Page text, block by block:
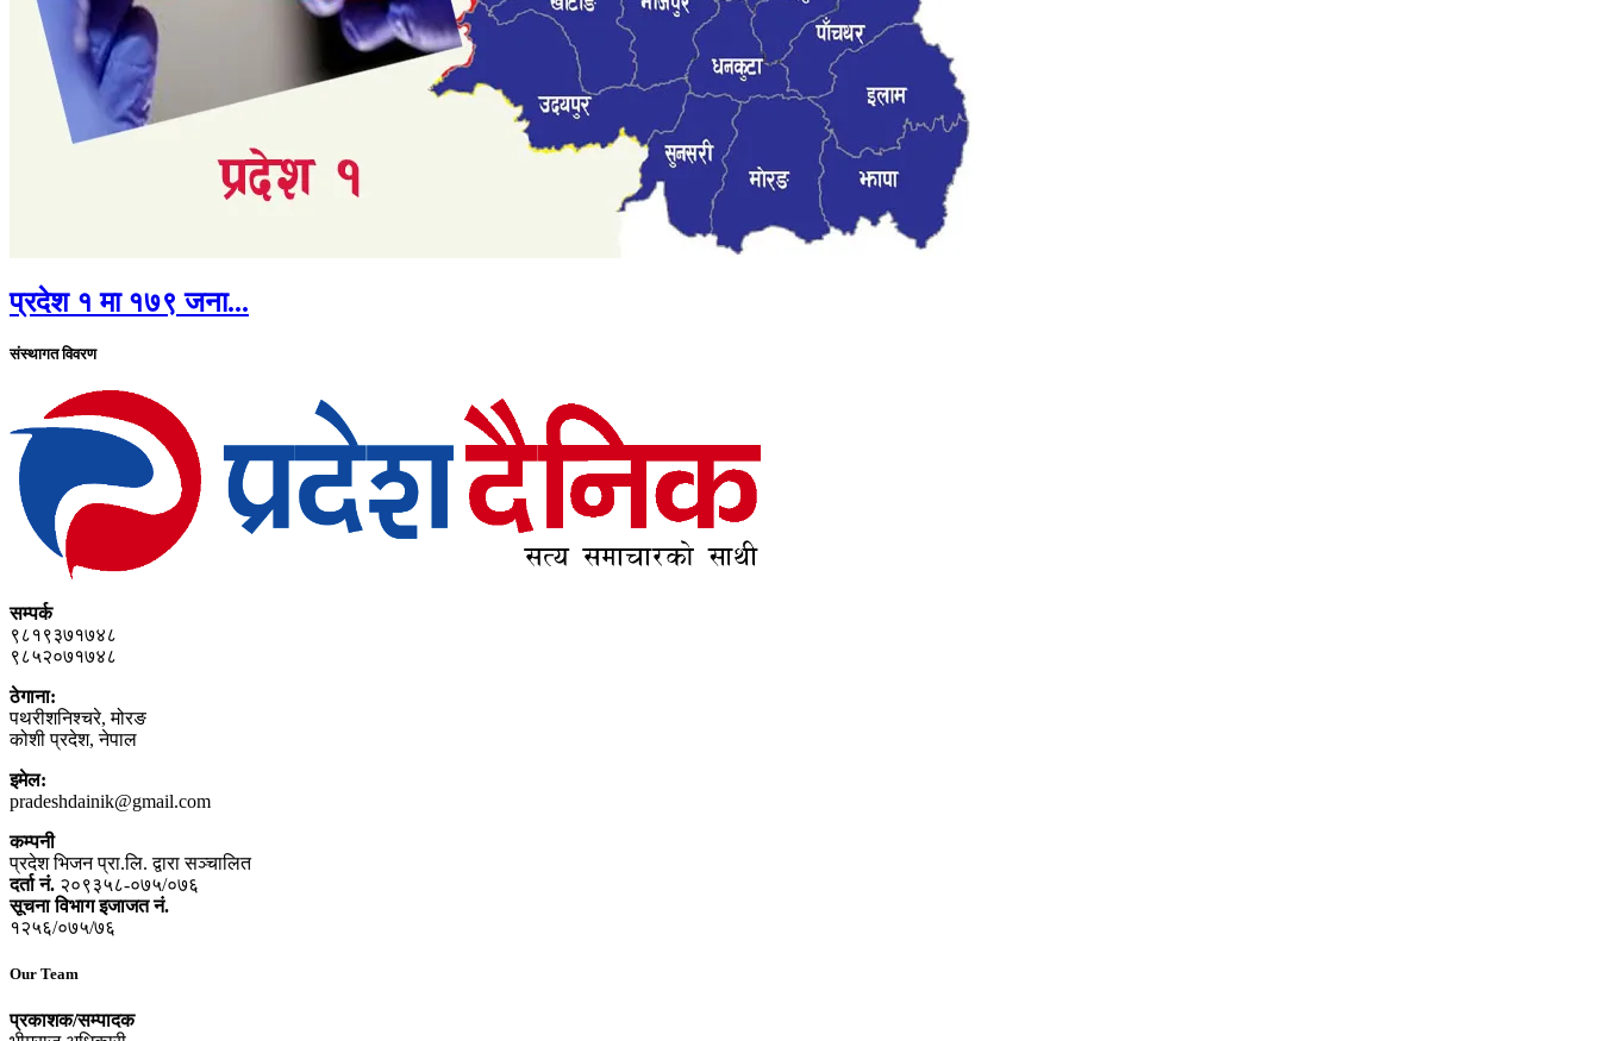
प्रदेश १ मा १७९ जना...
संस्थागत विवरण
सम्पर्क
९८१९३७१७४८
९८५२०७१७४८
ठेगाना:
पथरीशनिश्‍चरे, मोरङ
कोशी प्रदेश, नेपाल
इमेल:
pradeshdainik@gmail.com
कम्पनी
प्रदेश भिजन प्रा.लि. द्वारा सञ्‍चालित
दर्ता नं. २०९३५८-०७५/०७६
सूचना विभाग इजाजत नं.
१२५६/०७५/७६
Our Team
प्रकाशक/सम्पादक